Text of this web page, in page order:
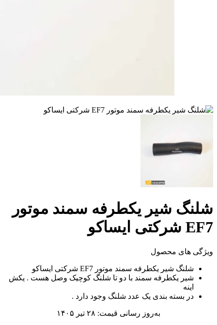
شلنگ شیر یکطرفه سمند موتور
EF7 شرکتی ایساکو
ویژگی های محصول
شلنگ شیر یکطرفه سمند موتور EF7 شرکتی ایساکو
شیر یکطرفه سمند با دو تا شلنگ کوچیک وصل هست . یکش
اینه
در بسته بندی یک عدد شلنگ وجود دارد .
به‌روز رسانی قیمت: ۲۸ تیر ۱۴۰۵